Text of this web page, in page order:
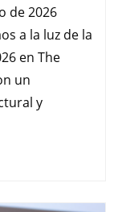
de 2026
a la luz de la
en The
un
y